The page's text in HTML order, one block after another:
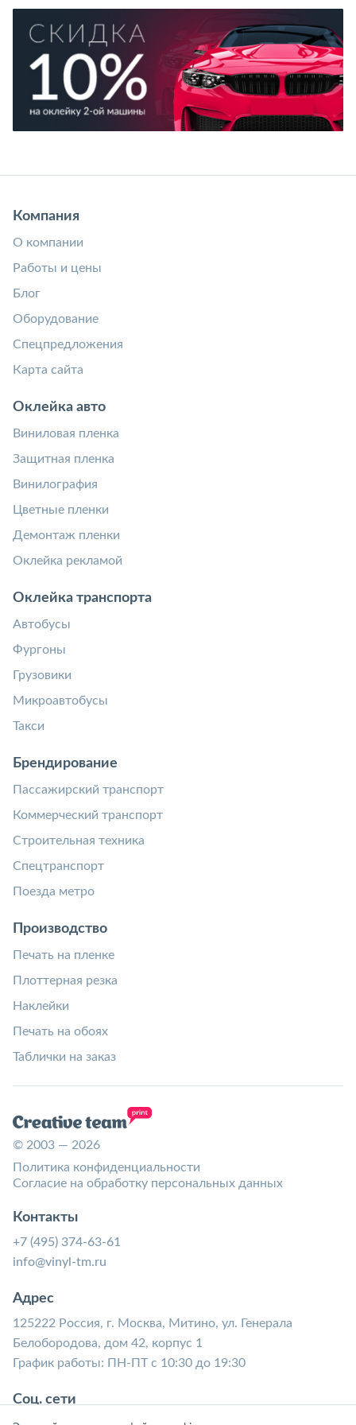
Компания
О компании
Работы и цены
Блог
Оборудование
Спецпредложения
Карта сайта
Оклейка авто
Виниловая пленка
Защитная пленка
Винилография
Цветные пленки
Демонтаж пленки
Оклейка рекламой
Оклейка транспорта
Автобусы
Фургоны
Грузовики
Микроавтобусы
Такси
Брендирование
Пассажирский транспорт
Коммерческий транспорт
Строительная техника
Спецтранспорт
Поезда метро
Производство
Печать на пленке
Плоттерная резка
Наклейки
Печать на обоях
Таблички на заказ
© 2003 — 2026
Политика конфиденциальности
Согласие на обработку персональных данных
Контакты
+7 (495) 374-63-61
info@vinyl-tm.ru
Адрес
125222 Россия, г. Москва, Митино, ул. Генерала
Белобородова, дом 42, корпус 1
График работы: ПН-ПТ с 10:30 до 19:30
Соц. сети